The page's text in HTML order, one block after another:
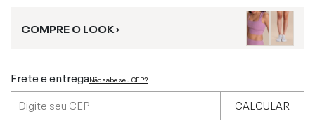
COMPRE O LOOK ›
Frete e entregaNão sabe seu CEP?
CALCULAR